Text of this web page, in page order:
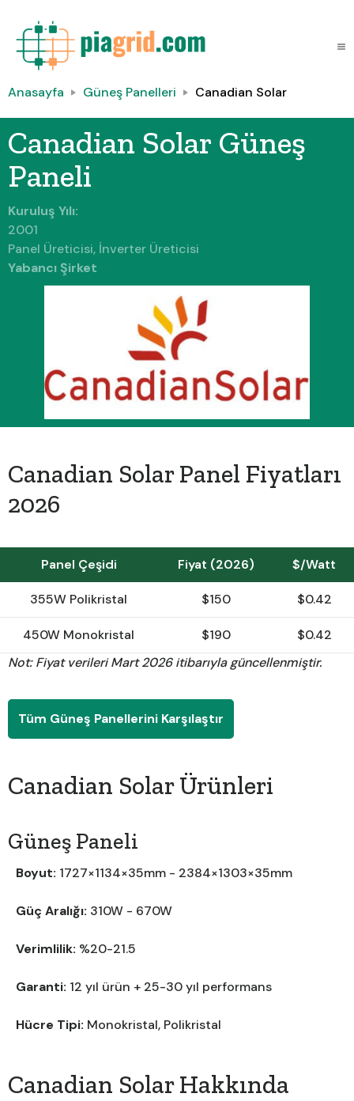
Anasayfa Güneş Panelleri Canadian Solar
Canadian Solar Güneş
Paneli
Kuruluş Yılı:
2001
Panel Üreticisi, İnverter Üreticisi
Yabancı Şirket
Canadian Solar Panel Fiyatları
2026
Panel Çeşidi Fiyat (2026) $/Watt
355W Polikristal $150 $0.42
450W Monokristal $190
$0.42
Not: Fiyat verileri Mart 2026 itibarıyla güncellenmiştir.
Tüm Güneş Panellerini Karşılaştır
Canadian Solar Ürünleri
Güneş Paneli
Boyut: 1727×1134×35mm - 2384×1303×35mm
Güç Aralığı: 310W - 670W
Verimlilik: %20-21.5
Garanti: 12 yıl ürün + 25-30 yıl performans
Hücre Tipi: Monokristal, Polikristal
Canadian Solar Hakkında